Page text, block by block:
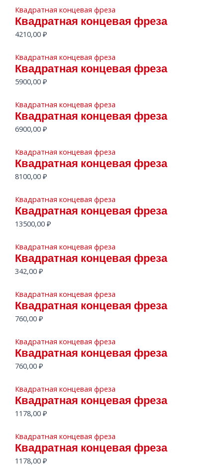
Квадратная концевая фреза
Квадратная концевая фреза
4210,00 ₽
Квадратная концевая фреза
Квадратная концевая фреза
5900,00 ₽
Квадратная концевая фреза
Квадратная концевая фреза
6900,00 ₽
Квадратная концевая фреза
Квадратная концевая фреза
8100,00 ₽
Квадратная концевая фреза
Квадратная концевая фреза
13500,00 ₽
Квадратная концевая фреза
Квадратная концевая фреза
342,00 ₽
Квадратная концевая фреза
Квадратная концевая фреза
760,00 ₽
Квадратная концевая фреза
Квадратная концевая фреза
760,00 ₽
Квадратная концевая фреза
Квадратная концевая фреза
1178,00 ₽
Квадратная концевая фреза
Квадратная концевая фреза
1178,00 ₽